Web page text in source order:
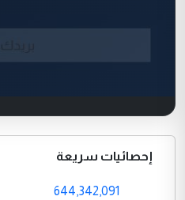
إحصائيات سريعة
644,342,091